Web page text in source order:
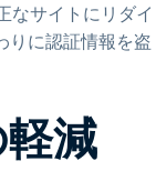
なサイトにリダイ
りに認証情報を盗
減